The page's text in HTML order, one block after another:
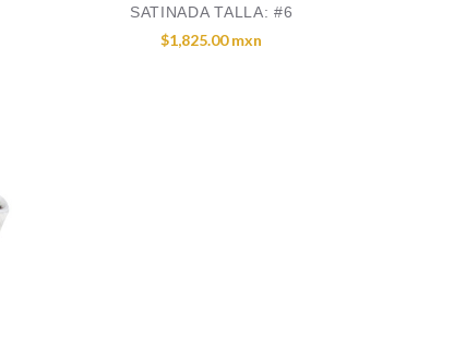
SATINADA TALLA: #6
$1,825.00 mxn